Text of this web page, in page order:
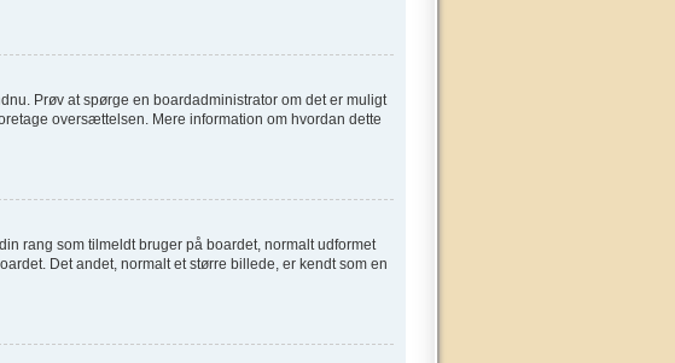
Prøv at spørge en boardadministrator om det er muligt
oversættelsen. Mere information om hvordan dette
rang som tilmeldt bruger på boardet, normalt udformet
Det andet, normalt et større billede, er kendt som en